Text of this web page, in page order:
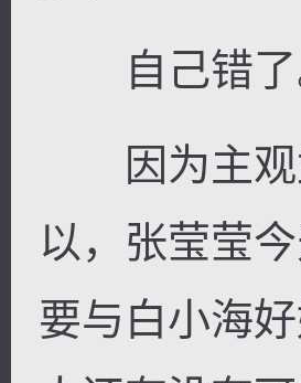
自己错了
因为主观
以，张莹莹
要与白小海